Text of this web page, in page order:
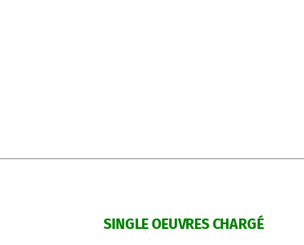
SINGLE OEUVRES CHARGÉ